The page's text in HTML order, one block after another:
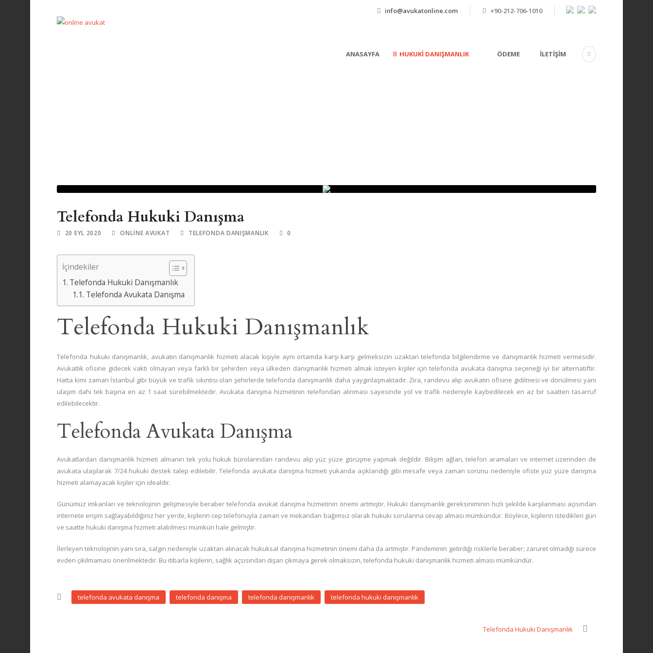
info@avukatonline.com +90-212-706-1010
ANASAYFA HUKUKI DANIŞMANLIK ÖDEME İLETIŞIM
Telefonda Hukuki Danışma
20 EYL 2020 ONLINE AVUKAT TELEFONDA DANIŞMANLIK 0
İçindekiler
Telefonda Hukuki Danışmanlık
Telefonda Avukata Danışma
Telefonda Hukuki Danışmanlık
Telefonda hukuki danışmanlık, avukatın danışmanlık hizmeti alacak kişiyle aynı ortamda karşı karşı gelmeksizin uzaktan telefonda bilgilendirme ve danışmanlık hizmeti vermesidir.
Avukatlık ofisine gidecek vakti olmayan veya farklı bir şehirden veya ülkeden danışmanlık hizmeti almak isteyen kişiler için telefonda avukata danışma seçeneği iyi bir alternatiftir.
Hatta kimi zaman İstanbul gibi büyük ve trafik sıkıntısı olan şehirlerde telefonda danışmanlık daha yaygınlaşmaktadır. Zira, randevu alıp avukatın ofisine gidilmesi ve dönülmesi yani
ulaşım dahi tek başına en az 1 saat sürebilmektedir. Avukata danışma hizmetinin telefondan alınması sayesinde yol ve trafik nedeniyle kaybedilecek en az bir saatten tasarruf
edilebilecektir.
Telefonda Avukata Danışma
Avukatlardan danışmanlık hizmeti almanın tek yolu hukuk bürolarından randevu alıp yüz yüze görüşme yapmak değildir. Bilişim ağları, telefon aramaları ve internet üzerinden de
avukata ulaşılarak 7/24 hukuki destek talep edilebilir. Telefonda avukata danışma hizmeti yukarıda açıklandığı gibi mesafe veya zaman sorunu nedeniyle ofiste yüz yüze danışma
hizmeti alamayacak kişiler için idealdir.
Günümüz imkanları ve teknolojinin gelişmesiyle beraber telefonda avukat danışma hizmetinin önemi artmıştır. Hukuki danışmanlık gereksiniminin hızlı şekilde karşılanması açısından
internete erişim sağlayabildiğiniz her yerde, kişilerin cep telefonuyla zaman ve mekandan bağımsız olarak hukuki sorularına cevap alması mümkündür. Böylece, kişilerin istedikleri gün
ve saatte hukuki danışma hizmeti alabilmesi mümkün hale gelmiştir.
İlerleyen teknolojinin yanı sıra, salgın nedeniyle uzaktan alınacak hukuksal danışma hizmetinin önemi daha da artmıştır. Pandeminin getirdiği risklerle beraber; zaruret olmadığı sürece
evden çıkılmaması önerilmektedir. Bu itibarla kişilerin, sağlık açsısından dışarı çıkmaya gerek olmaksızın, telefonda hukuki danışmanlık hizmeti alması mümkündür.
telefonda avukata danışma telefonda danışma telefonda danışmanlık telefonda hukuki danışmanlık
Telefonda Hukuki Danışmanlık